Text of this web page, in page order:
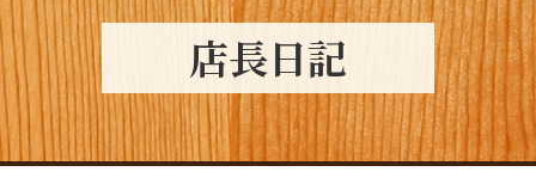
トップページ おしながき
お弁当・オードブル 喜楽について
店⾧日記